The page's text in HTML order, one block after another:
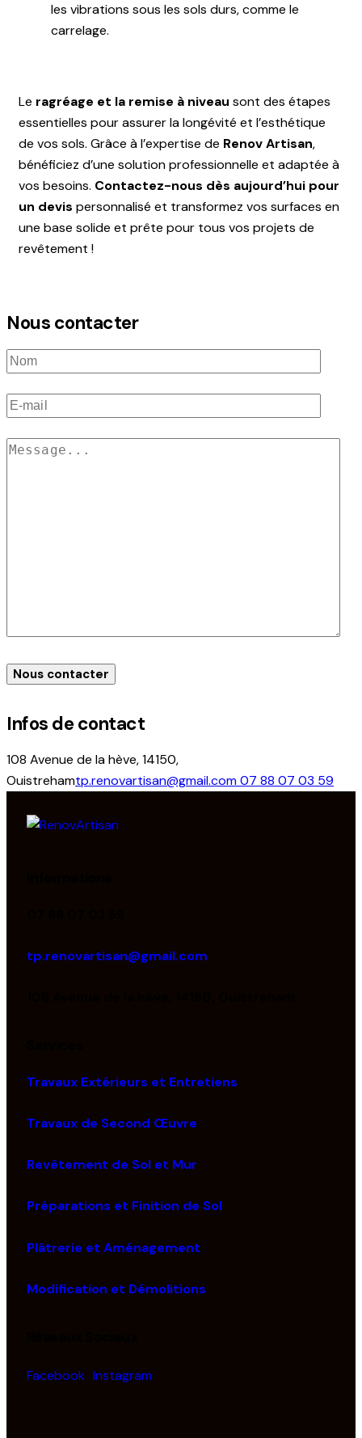
les vibrations sous les sols durs, comme le
carrelage.
Le ragréage et la remise à niveau sont des étapes
essentielles pour assurer la longévité et l’esthétique
de vos sols. Grâce à l’expertise de Renov Artisan,
bénéficiez d’une solution professionnelle et adaptée à
vos besoins. Contactez-nous dès aujourd’hui pour
un devis personnalisé et transformez vos surfaces en
une base solide et prête pour tous vos projets de
revêtement !
Nous contacter
Infos de contact
108 Avenue de la hève, 14150,
Ouistrehamtp.renovartisan@gmail.com07 88 07 03 59
tp.renovartisan@gmail.com
Travaux Extérieurs et Entretiens
Travaux de Second Œuvre
Revêtement de Sol et Mur
Préparations et Finition de Sol
Plâtrerie et Aménagement
Modification et Démolitions
Facebook Instagram